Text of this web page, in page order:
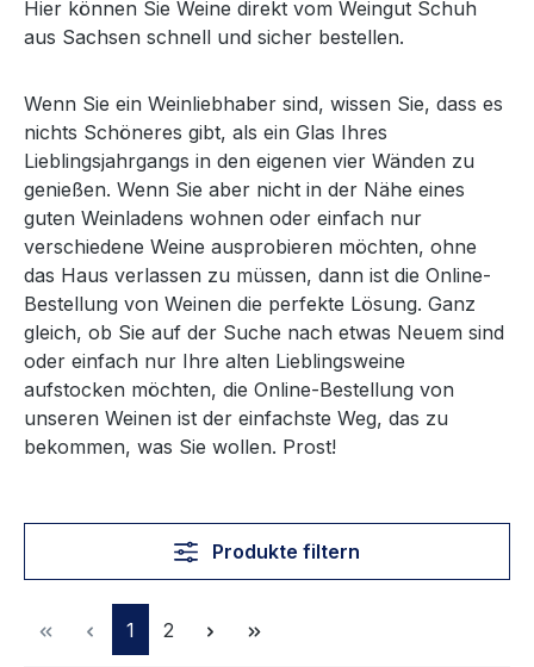
Hier können Sie Weine direkt vom Weingut Schuh
aus Sachsen schnell und sicher bestellen.
Wenn Sie ein Weinliebhaber sind, wissen Sie, dass es
nichts Schöneres gibt, als ein Glas Ihres
Lieblingsjahrgangs in den eigenen vier Wänden zu
genießen. Wenn Sie aber nicht in der Nähe eines
guten Weinladens wohnen oder einfach nur
verschiedene Weine ausprobieren möchten, ohne
das Haus verlassen zu müssen, dann ist die Online-
Bestellung von Weinen die perfekte Lösung. Ganz
gleich, ob Sie auf der Suche nach etwas Neuem sind
oder einfach nur Ihre alten Lieblingsweine
aufstocken möchten, die Online-Bestellung von
unseren Weinen ist der einfachste Weg, das zu
bekommen, was Sie wollen. Prost!
Produkte filtern
Seite
1 Seite
2